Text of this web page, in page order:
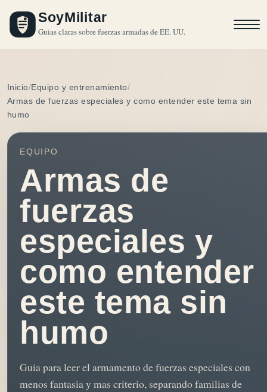
SoyMilitar
Guias claras sobre fuerzas armadas de EE. UU.
Inicio Equipo y entrenamiento
Armas de fuerzas especiales y como entender este tema sin
humo
EQUIPO
Armas de
fuerzas
especiales y
como entender
este tema sin
humo
Guia para leer el armamento de fuerzas especiales con
menos fantasia y mas criterio, separando familias de